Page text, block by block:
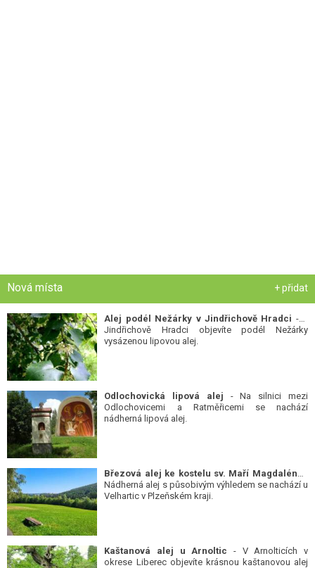
Nová místa + přidat
Alej podél Nežárky v Jindřichově Hradci - V
Jindřichově Hradci objevíte podél Nežárky
vysázenou lipovou alej.
Odlochovická lipová alej - Na silnici mezi
Odlochovicemi a Ratměřicemi se nachází
nádherná lipová alej.
Březová alej ke kostelu sv. Maří Magdalény-
Nádherná alej s působivým výhledem se nachází u
Velhartic v Plzeňském kraji.
Kaštanová alej u Arnoltic - V Arnolticích v
okrese Liberec objevíte krásnou kaštanovou alej